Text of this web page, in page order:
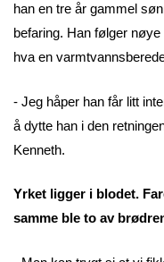
han en tre år gammel
befaring. Han følger
hva en
- Jeg håper han får litt
å dytte han i den
Kenneth.
Yrket ligger i blodet.
samme ble to av